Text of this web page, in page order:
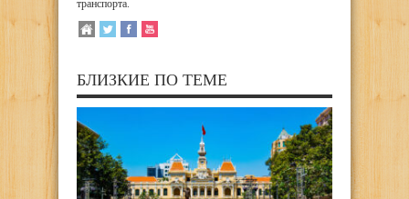
транспорта.
БЛИЗКИЕ ПО ТЕМЕ